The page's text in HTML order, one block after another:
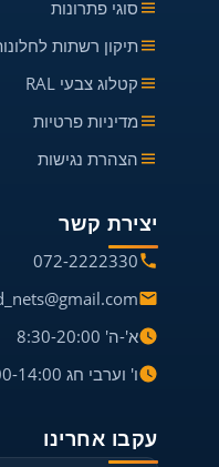
סוגי פתרונות
תיקון רשתות
קטלוג צבעי RAL
מדיניות פרטיות
הצהרת נגישות
יצירת קשר
072-2222330
א'-ה' 8:30-20:00
ו' וערבי חג 8:00-14:00
עקבו אחרינו